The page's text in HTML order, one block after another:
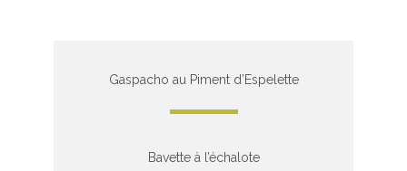
Gaspacho au Piment d’Espelette
Bavette à l’échalote